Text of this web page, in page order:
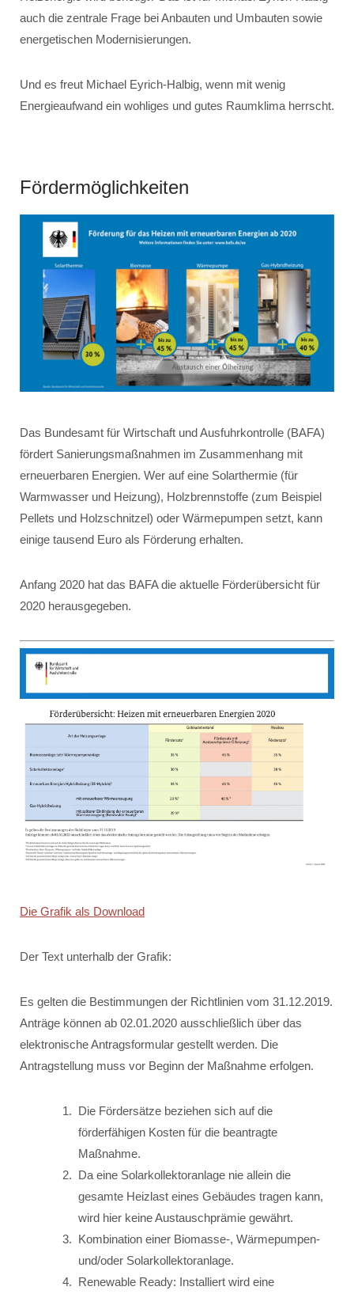
auch die zentrale Frage bei Anbauten und Umbauten sowie
energetischen Modernisierungen.
Und es freut Michael Eyrich-Halbig, wenn mit wenig
Energieaufwand ein wohliges und gutes Raumklima herrscht.
Fördermöglichkeiten
Das Bundesamt für Wirtschaft und Ausfuhrkontrolle (BAFA)
fördert Sanierungsmaßnahmen im Zusammenhang mit
erneuerbaren Energien. Wer auf eine Solarthermie (für
Warmwasser und Heizung), Holzbrennstoffe (zum Beispiel
Pellets und Holzschnitzel) oder Wärmepumpen setzt, kann
einige tausend Euro als Förderung erhalten.
Anfang 2020 hat das BAFA die aktuelle Förderübersicht für
2020 herausgegeben.
Die Grafik als Download
Der Text unterhalb der Grafik:
Es gelten die Bestimmungen der Richtlinien vom 31.12.2019.
Anträge können ab 02.01.2020 ausschließlich über das
elektronische Antragsformular gestellt werden. Die
Antragstellung muss vor Beginn der Maßnahme erfolgen.
Die Fördersätze beziehen sich auf die
förderfähigen Kosten für die beantragte
Maßnahme.
Da eine Solarkollektoranlage nie allein die
gesamte Heizlast eines Gebäudes tragen kann,
wird hier keine Austauschprämie gewährt.
Kombination einer Biomasse-, Wärmepumpen-
und/oder Solarkollektoranlage.
Renewable Ready: Installiert wird eine